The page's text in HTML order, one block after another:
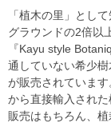
「植木の里」とし
グラウンドの2倍以
『Kayu style
通していない希少
が販売されていま
から直接輸入され
販売はもちろん、